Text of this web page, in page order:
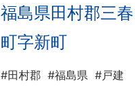
福島県田村郡三春
町字新町
#田村郡 #福島県 #戸建